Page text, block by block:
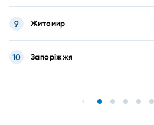
Житомир
9
Запоріжжя
10